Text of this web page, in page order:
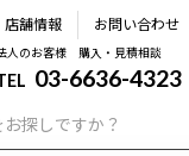
店舗情報 お問い合わせ
人のお客様 購入・見積相談
03-6636-4323